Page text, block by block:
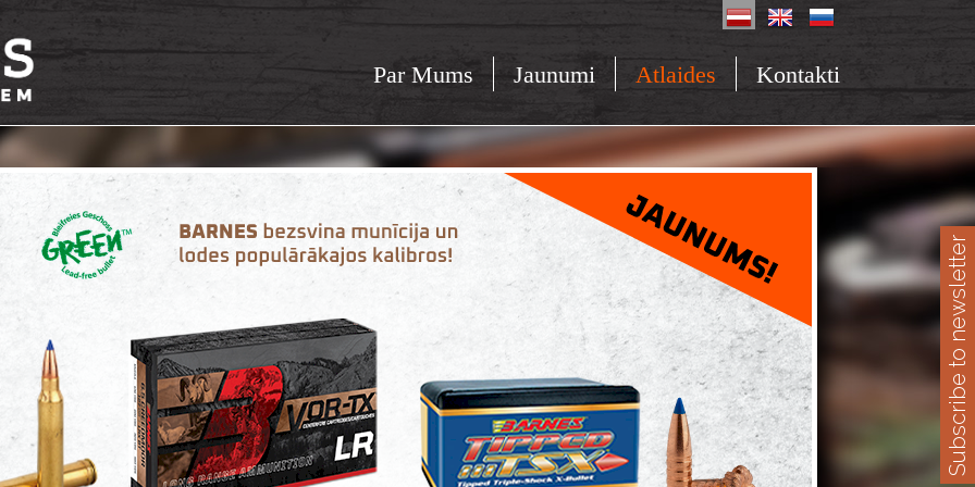
Par Mums Jaunumi Atlaides Kontakti
Subscribe to newsletter